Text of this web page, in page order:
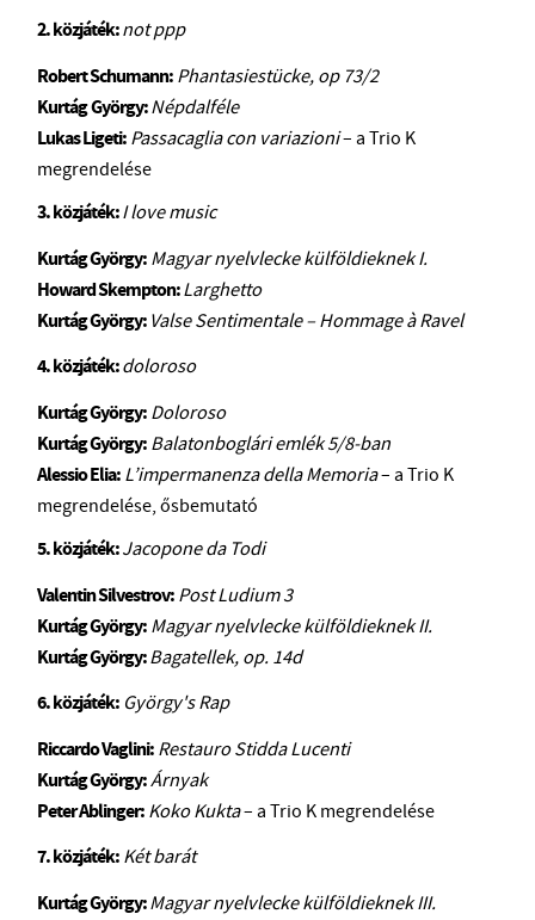
BMC RECORDS
ZENEI INFORMÁCIÓS KÖZPONT ÉS KÖNYVTÁR
BMC NEMZETKÖZI CIMBALOMVERSENY 2019
2. közjáték:not ppp
Robert Schumann:Phantasiestücke, op 73/2
KurtágGyörgy:Népdalféle
Lukas Ligeti:Passacaglia con variazioni– a Trio K
megrendelése
3. közjáték:I love music
Kurtág György:Magyar nyelvlecke külföldieknek I.
HowardSkempton:Larghetto
Kurtág György:Valse Sentimentale – Hommage à Ravel
4. közjáték:doloroso
Kurtág György:Doloroso
Kurtág György:Balatonboglári emlék 5/8-ban
AlessioElia:L’impermanenza della Memoria– a Trio K
megrendelése, ősbemutató
5. közjáték:Jacopone da Todi
ValentinSilvestrov:Post Ludium 3
Kurtág György:Magyar nyelvlecke külföldieknek II.
Kurtág György:Bagatellek, op. 14d
6. közjáték: György's Rap
RiccardoVaglini:Restauro Stidda Lucenti
Kurtág György:Árnyak
Peter Ablinger:Koko Kukta– a Trio K megrendelése
7. közjáték:Két barát
Kurtág György:Magyar nyelvlecke külföldieknek III.